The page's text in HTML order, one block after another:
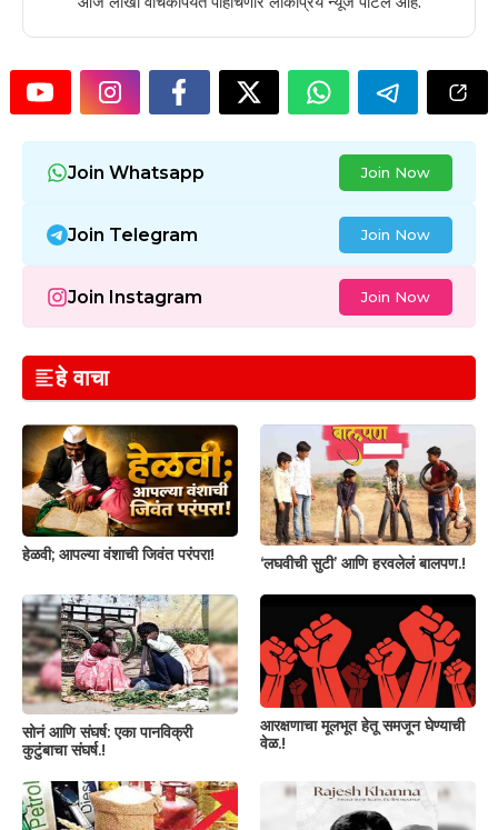
Join Whatsapp Join Now
Join Telegram Join Now
Join Instagram Join Now
हे वाचा
हेळवी; आपल्या वंशाची जिवंत परंपरा! ‘लघवीची सुटी’ आणि हरवलेलं बालपण.!
सोनं आणि संघर्ष: एका पानविक्री
कुटुंबाचा संघर्ष.!
आरक्षणाचा मूलभूत हेतू समजून घेण्याची
वेळ.!